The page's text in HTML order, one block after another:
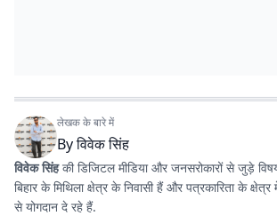
लेखक के बारे में
Byविवेक सिंह
विवेक सिंहकी डिजिटल मीडिया और जनसरोकारों से जुड़े
बिहार के मिथिला क्षेत्र के निवासी हैं और पत्रकारिता के
से योगदान दे रहे हैं.